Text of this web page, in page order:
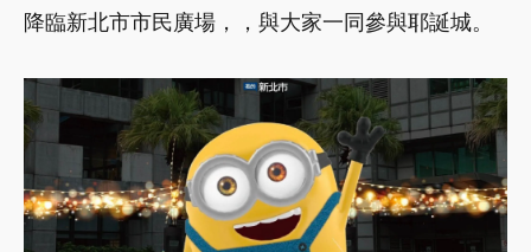
降臨新北市市民廣場，，與大家一同參與耶誕城。